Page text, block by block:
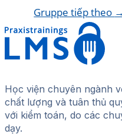
Gruppe tiếp theo →
Học viện chuyên ngành
chất lượng và tuân thủ
với kiểm toán, do các
dạy.